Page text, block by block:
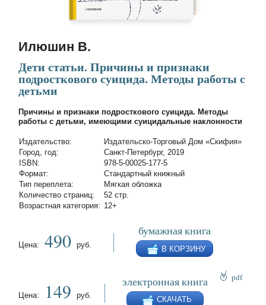
Илюшин В.
Дети статьи. Причины и признаки
подросткового суицида. Методы работы с
детьми
Причины и признаки подросткового суицида. Методы
работы с детьми, имеющими суицидальные наклонности
Издательство:
Издательско-Торговый Дом «Скифия»
Город, год:
Санкт-Петербург, 2019
ISBN:
978-5-00025-177-5
Формат:
Стандартный книжный
Тип переплета:
Мягкая обложка
Количество страниц:
52 стр.
Возрастная категория: 12+
Цена: 490 руб.
бумажная книга
В КОРЗИНУ
Цена: 149 руб.
электронная книга
СКАЧАТЬ
pdf